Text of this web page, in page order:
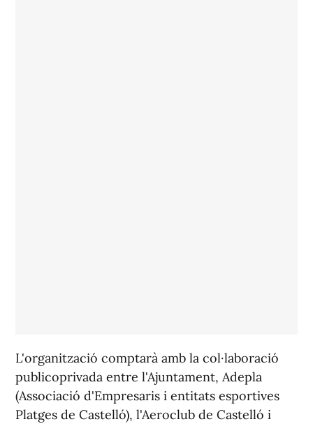
L'organització comptarà amb la col·laboració
publicoprivada entre l'Ajuntament, Adepla
(Associació d'Empresaris i entitats esportives
Platges de Castelló), l'Aeroclub de Castelló i